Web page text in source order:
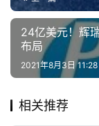
转载推荐
彻底治愈艾滋病的